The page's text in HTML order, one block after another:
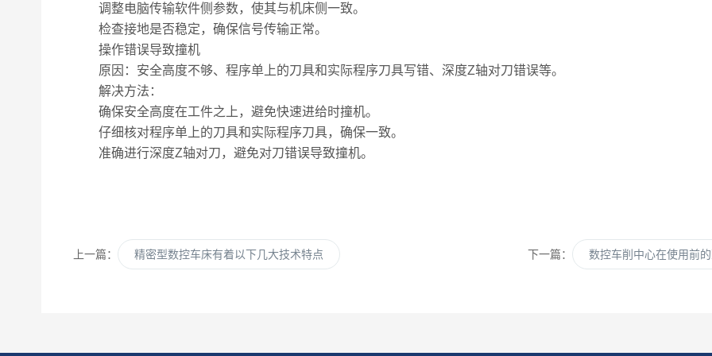
调整电脑传输软件侧参数，使其与机床侧一致。
检查接地是否稳定，确保信号传输正常。
操作错误导致撞机
原因：安全高度不够、程序单上的刀具和实际程序刀具写错、深度Z轴对刀错误等。
解决方法：
确保安全高度在工件之上，避免快速进给时撞机。
仔细核对程序单上的刀具和实际程序刀具，确保一致。
准确进行深度Z轴对刀，避免对刀错误导致撞机。
上一篇： 精密型数控车床有着以下几大技术特点 下一篇： 数控车削中心在使用前